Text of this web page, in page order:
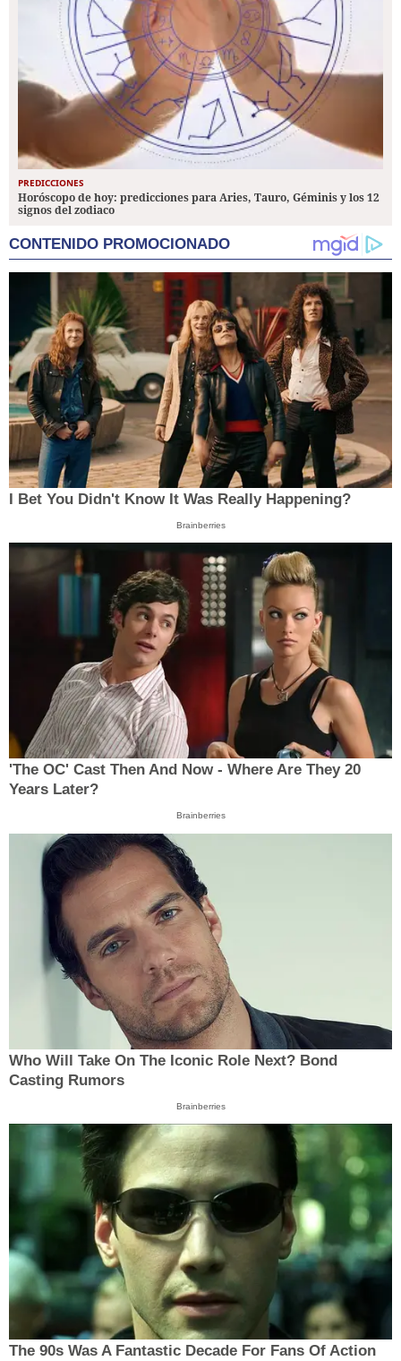
PREDICCIONES
Horóscopo de hoy: predicciones para Aries, Tauro, Géminis y los 12
signos del zodiaco
CONTENIDO PROMOCIONADO
I Bet You Didn't Know It Was Really Happening?
Brainberries
'The OC' Cast Then And Now - Where Are They 20
Years Later?
Brainberries
Who Will Take On The Iconic Role Next? Bond
Casting Rumors
Brainberries
The 90s Was A Fantastic Decade For Fans Of Action